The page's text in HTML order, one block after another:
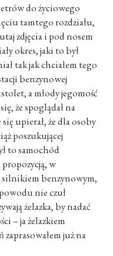
do życiowego
tamtego rozdziału,
zdjęcia i pod nosem
okres, jaki to był
tak jak chciałem tego
benzynowej
a młody jegomość
że spoglądał na
upierał, że dla osoby
poszukującej
to samochód
w
silnikiem benzynowym,
nie czuł
żelazka, by nadać
– ja żelazkiem
już na